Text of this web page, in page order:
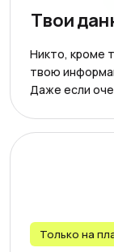
Твои
Никто, кроме
твою
Даже если
Только на